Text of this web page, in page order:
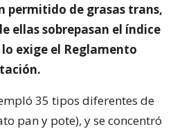
permitido de grasas trans,
ellas sobrepasan el índice
exige el Reglamento
35 tipos diferentes de
pan y pote), y se concentró